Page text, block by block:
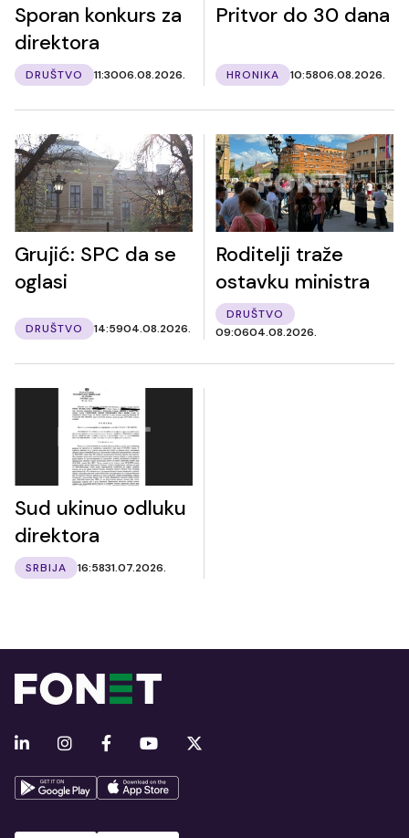
Sporan konkurs za
direktora
DRUŠTVO 11:3006.08.2026.
Pritvor do 30 dana
HRONIKA 10:5806.08.2026.
Grujić: SPC da se
oglasi
DRUŠTVO 14:5904.08.2026.
Roditelji traže
ostavku ministra
DRUŠTVO
09:0604.08.2026.
Sud ukinuo odluku
direktora
SRBIJA 16:5831.07.2026.